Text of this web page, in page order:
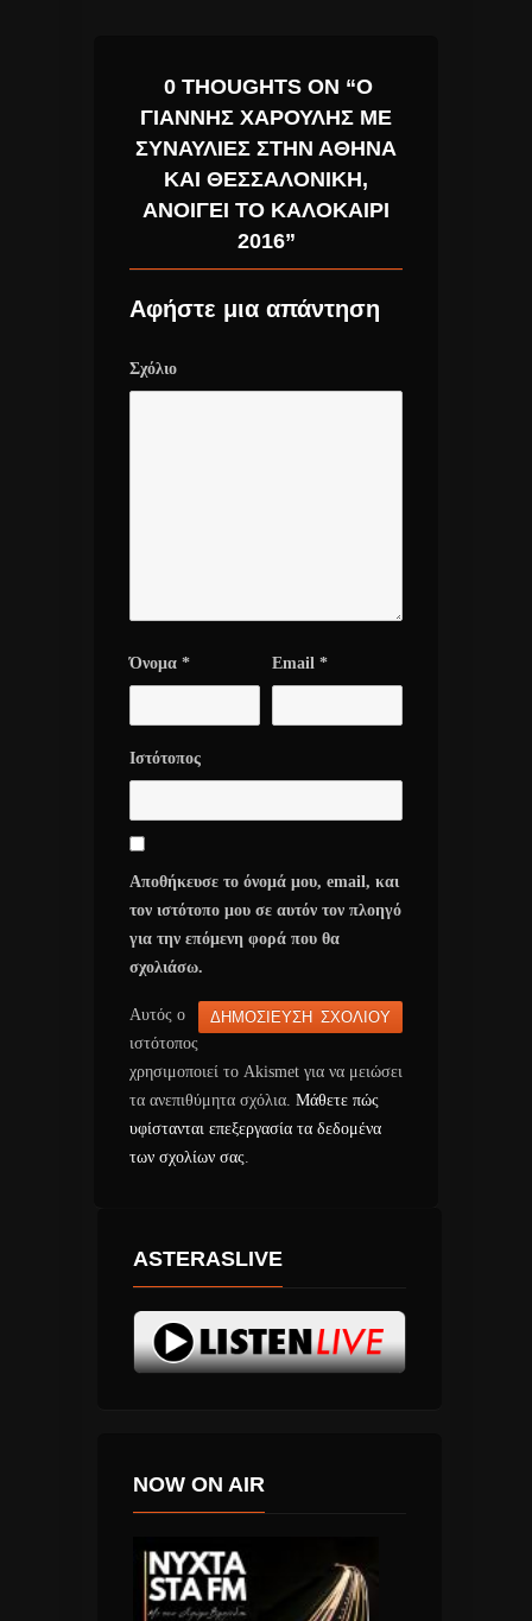
0 THOUGHTS ON “Ο
ΓΙΆΝΝΗΣ ΧΑΡΟΎΛΗΣ ΜΕ
ΣΥΝΑΥΛΊΕΣ ΣΤΗΝ ΑΘΉΝΑ
ΚΑΙ ΘΕΣΣΑΛΟΝΊΚΗ,
ΑΝΟΊΓΕΙ ΤΟ ΚΑΛΟΚΑΊΡΙ
2016”
Αφήστε μια απάντηση
Σχόλιο
Όνομα * Email *
Ιστότοπος
Αποθήκευσε το όνομά μου, email, και
τον ιστότοπο μου σε αυτόν τον πλοηγό
για την επόμενη φορά που θα
σχολιάσω.
Αυτός ο
ιστότοπος
χρησιμοποιεί το Akismet για να μειώσει
τα ανεπιθύμητα σχόλια. Μάθετε πώς
υφίστανται επεξεργασία τα δεδομένα
των σχολίων σας
ASTERASLIVE
NOW ON AIR